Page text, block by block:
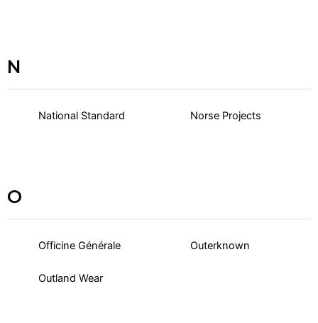
N
National Standard Norse Projects
O
Officine Générale Outerknown
Outland Wear